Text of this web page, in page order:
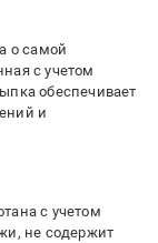
о самой
с учетом
обеспечивает
и
с учетом
не содержит